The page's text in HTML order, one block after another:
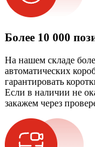
Более 10 000
На нашем складе
автоматических
гарантировать
Если в наличии не
закажем через